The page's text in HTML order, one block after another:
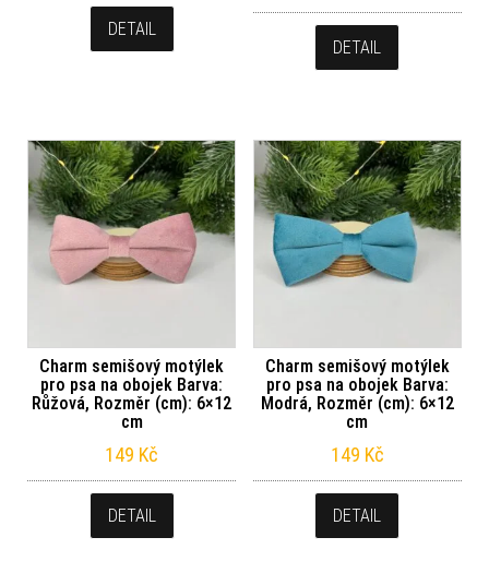
DETAIL
DETAIL
Charm semišový motýlek
pro psa na obojek Barva:
Růžová, Rozměr (cm): 6×12
cm
149 Kč
DETAIL
Charm semišový motýlek
pro psa na obojek Barva:
Modrá, Rozměr (cm): 6×12
cm
149 Kč
DETAIL